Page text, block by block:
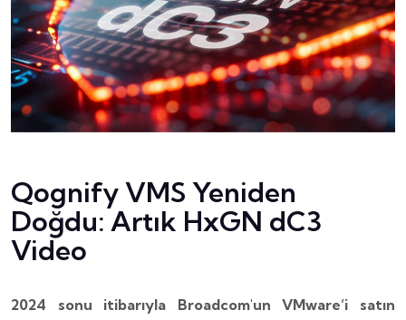
Qognify VMS Yeniden
Doğdu: Artık HxGN dC3
Video
2024 sonu itibarıyla Broadcom'un VMware’i satın